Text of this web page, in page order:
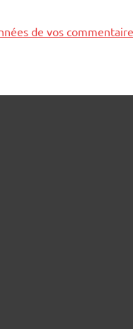
de vos